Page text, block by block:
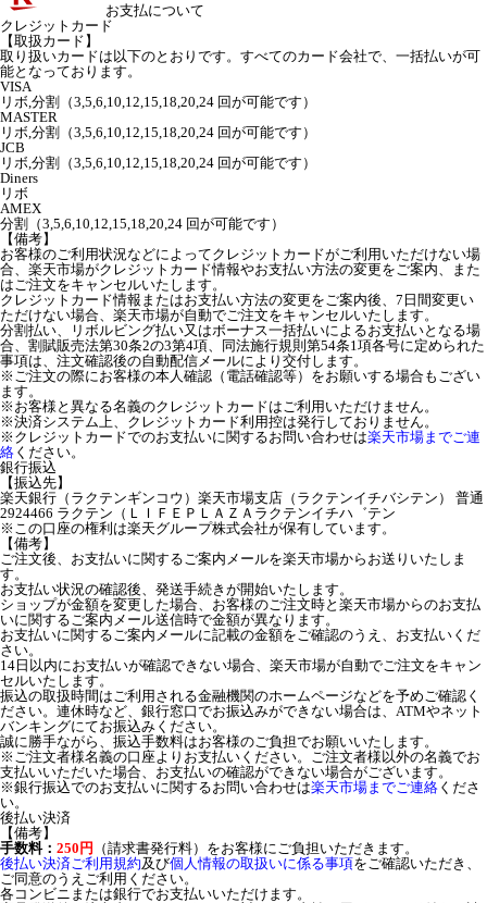
お支払について
クレジットカード
【取扱カード】
取り扱いカードは以下のとおりです。すべてのカード会社で、一括払いが可
能となっております。
VISA
リボ,分割（3,5,6,10,12,15,18,20,24 回が可能です）
MASTER
リボ,分割（3,5,6,10,12,15,18,20,24 回が可能です）
JCB
リボ,分割（3,5,6,10,12,15,18,20,24 回が可能です）
Diners
リボ
AMEX
分割（3,5,6,10,12,15,18,20,24 回が可能です）
【備考】
お客様のご利用状況などによってクレジットカードがご利用いただけない場
合、楽天市場がクレジットカード情報やお支払い方法の変更をご案内、また
はご注文をキャンセルいたします。
クレジットカード情報またはお支払い方法の変更をご案内後、7日間変更い
ただけない場合、楽天市場が自動でご注文をキャンセルいたします。
分割払い、リボルビング払い又はボーナス一括払いによるお支払いとなる場
合、割賦販売法第30条2の3第4項、同法施行規則第54条1項各号に定められた
事項は、注文確認後の自動配信メールにより交付します。
※ご注文の際にお客様の本人確認（電話確認等）をお願いする場合もござい
ます。
※お客様と異なる名義のクレジットカードはご利用いただけません。
※決済システム上、クレジットカード利用控は発行しておりません。
※クレジットカードでのお支払いに関するお問い合わせは楽天市場までご連
絡 ください。
銀行振込
【振込先】
楽天銀行（ラクテンギンコウ）楽天市場支店（ラクテンイチバシテン） 普通
2924466 ラクテン（ＬＩＦＥＰＬＡＺＡラクテンイチハ゛テン
※この口座の権利は楽天グループ株式会社が保有しています。
【備考】
ご注文後、お支払いに関するご案内メールを楽天市場からお送りいたしま
す。
お支払い状況の確認後、発送手続きが開始いたします。
ショップが金額を変更した場合、お客様のご注文時と楽天市場からのお支払
いに関するご案内メール送信時で金額が異なります。
お支払いに関するご案内メールに記載の金額をご確認のうえ、お支払いくだ
さい。
14日以内にお支払いが確認できない場合、楽天市場が自動でご注文をキャン
セルいたします。
振込の取扱時間はご利用される金融機関のホームページなどを予めご確認く
ださい。連休時など、銀行窓口でお振込みができない場合は、ATMやネット
バンキングにてお振込みください。
誠に勝手ながら、振込手数料はお客様のご負担でお願いいたします。
※ご注文者様名義の口座よりお支払いください。ご注文者様以外の名義でお
支払いいただいた場合、お支払いの確認ができない場合がございます。
※銀行振込でのお支払いに関するお問い合わせは楽天市場までご連絡 くださ
い。
後払い決済
【備考】
手数料： 250円 （請求書発行料）をお客様にご負担いただきます。
後払い決済ご利用規約及び個人情報の取扱いに係る事項をご確認いただき、
ご同意のうえご利用ください。
各コンビニまたは銀行でお支払いいただけます。